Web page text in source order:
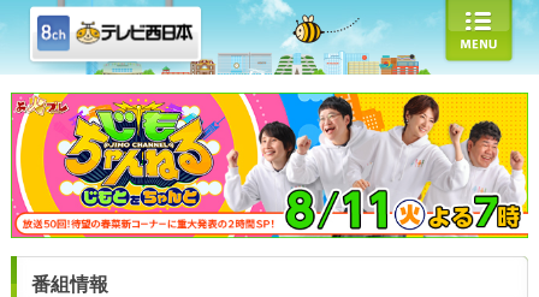
番組情報